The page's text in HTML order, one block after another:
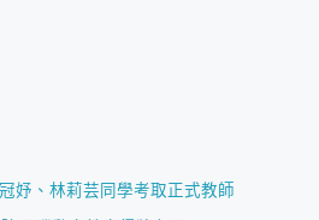
妤、林莉芸同學考取正式教師